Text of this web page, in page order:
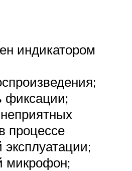
индикатором
фиксации;
процессе
микрофон;